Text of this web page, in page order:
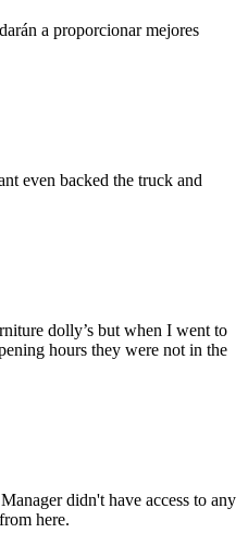
a proporcionar mejores
even backed the truck and
dolly’s but when I went to
hours they were not in the
didn't have access to any
here.